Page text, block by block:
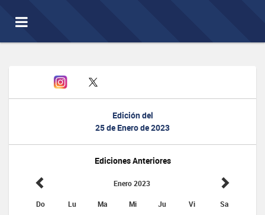
Toggle
navigation
Edición del
25 de Enero de 2023
Ediciones Anteriores
Enero 2023
Do Lu Ma Mi Ju Vi Sa